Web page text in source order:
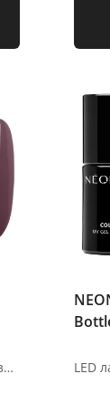
LED лампа - 60 сек. Изображения продуктов носят иллюстративный характер. Если у вас есть какие-либо вопросы, мы всегда ждем вашего письма nanatallinn@gmail.com